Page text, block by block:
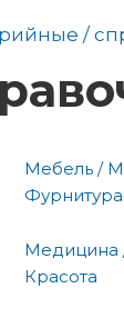
/
Мебель /
Фурнитура
Медицина
Красота